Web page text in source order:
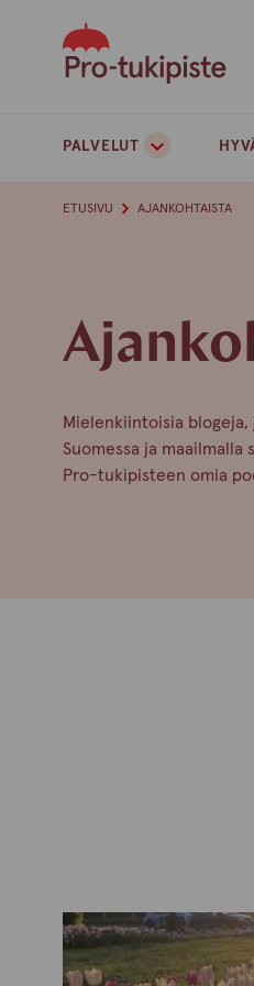
PALVELUT
ETUSIVU AJANKOHTAISTA
Mielenkiintoisia
Suomessa ja maailmalla
Pro-tukipisteen omia